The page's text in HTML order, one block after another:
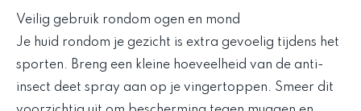
Veilig gebruik rondom ogen en mond
Je huid rondom je gezicht is extra gevoelig tijdens het
sporten. Breng een kleine hoeveelheid van de anti-
insect deet spray aan op je vingertoppen. Smeer dit